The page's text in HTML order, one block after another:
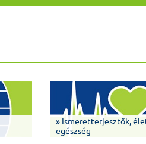
» Ismeretterjesztők,
egészség